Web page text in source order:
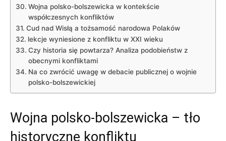
Wojna polsko-bolszewicka w ‌kontekście‍
współczesnych konfliktów
Cud nad Wisłą a tożsamość narodowa Polaków
lekcje wyniesione z konfliktu w ⁢XXI wieku
Czy historia się powtarza? Analiza podobieństw z
obecnymi konfliktami
Na⁤ co zwrócić uwagę w debacie publicznej o wojnie
polsko-bolszewickiej
Wojna polsko-bolszewicka – tło
historyczne konfliktu